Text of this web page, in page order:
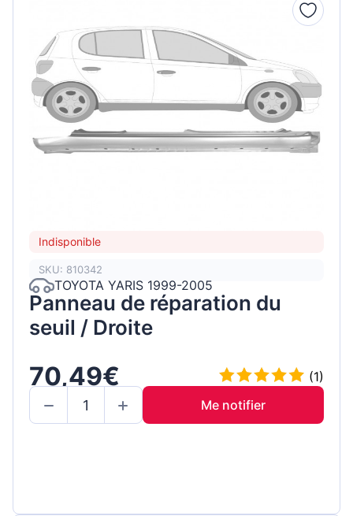
Indisponible
SKU: 810342
TOYOTA YARIS 1999-2005
Panneau de réparation du
seuil / Droite
70,49€
(1)
Me notifier